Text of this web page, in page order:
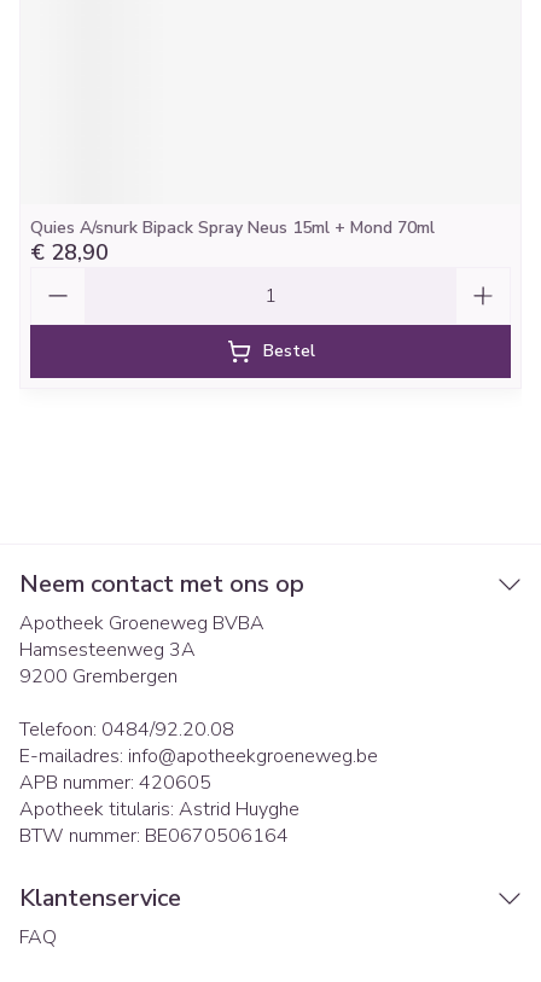
Quies A/snurk Bipack Spray Neus 15ml + Mond 70ml
€ 28,90
Bestel
Neem contact met ons op
Apotheek Groeneweg BVBA
Hamsesteenweg 3A
9200 Grembergen
Telefoon: 0484/92.20.08
E-mailadres: info@apotheekgroeneweg.be
APB nummer: 420605
Apotheek titularis: Astrid Huyghe
BTW nummer: BE0670506164
Klantenservice
FAQ